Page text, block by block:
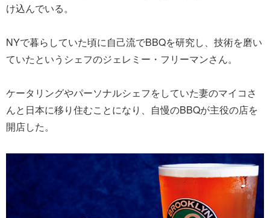
け込んでいる。
NYで暮らしていた頃に自己流でBBQを研究し、技術を磨い
ていたというシェフのジェレミー・フリーマンさん。
ケータリングやパーソナルシェフをしていた妻のマイコさ
んと日本に移り住むことになり、自慢のBBQが主役の店を
開店した。